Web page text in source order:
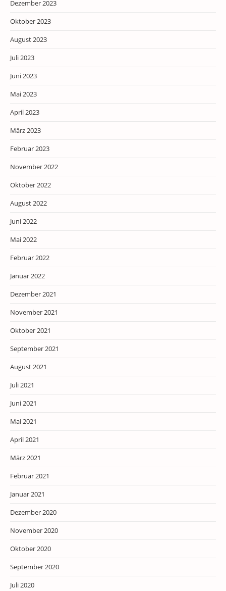
Dezember 2023
Oktober 2023
August 2023
Juli 2023
Juni 2023
Mai 2023
April 2023
März 2023
Februar 2023
November 2022
Oktober 2022
August 2022
Juni 2022
Mai 2022
Februar 2022
Januar 2022
Dezember 2021
November 2021
Oktober 2021
September 2021
August 2021
Juli 2021
Juni 2021
Mai 2021
April 2021
März 2021
Februar 2021
Januar 2021
Dezember 2020
November 2020
Oktober 2020
September 2020
Juli 2020